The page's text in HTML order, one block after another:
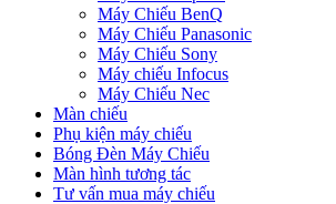
Máy Chiếu BenQ
Máy Chiếu Panasonic
Máy Chiếu Sony
Máy chiếu Infocus
Máy Chiếu Nec
Màn chiếu
Phụ kiện máy chiếu
Bóng Đèn Máy Chiếu
Màn hình tương tác
Tư vấn mua máy chiếu